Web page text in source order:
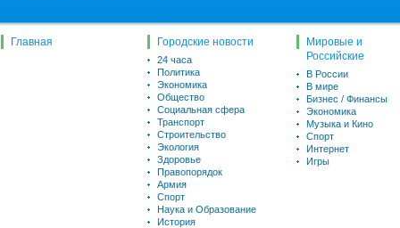
Главная Городские новости
24 часа
Политика
Экономика
Общество
Социальная сфера
Транспорт
Строительство
Экология
Здоровье
Правопорядок
Армия
Спорт
Наука и Образование
История
Мировые и
Российские
В России
В мире
Бизнес / Финансы
Экономика
Музыка и Кино
Спорт
Интернет
Игры